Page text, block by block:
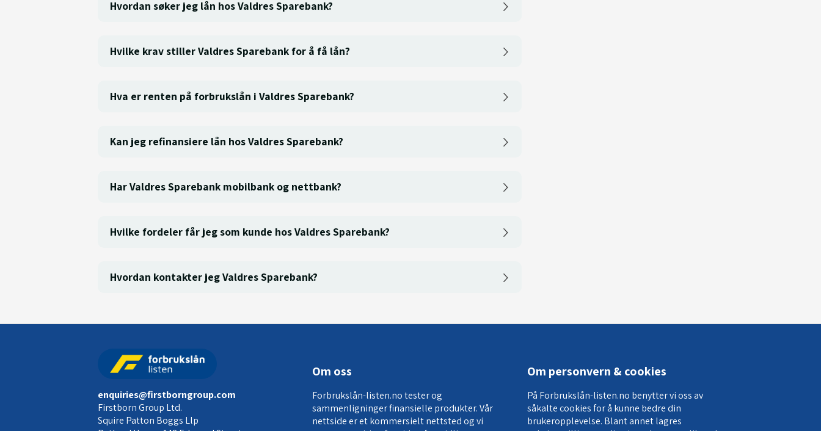
Hvordan søker jeg lån hos Valdres Sparebank?
Hvilke krav stiller Valdres Sparebank for å få lån?
Hva er renten på forbrukslån i Valdres Sparebank?
Kan jeg refinansiere lån hos Valdres Sparebank?
Har Valdres Sparebank mobilbank og nettbank?
Hvilke fordeler får jeg som kunde hos Valdres Sparebank?
Hvordan kontakter jeg Valdres Sparebank?
enquiries@firstborngroup.com
Firstborn Group Ltd.
Squire Patton Boggs Llp
Om oss
Forbrukslån-listen.no tester og
sammenligninger finansielle produkter. Vår
nettside er et kommersielt nettsted og vi
Om personvern & cookies
På Forbrukslån-listen.no benytter vi oss av
såkalte cookies for å kunne bedre din
brukeropplevelse. Blant annet lagres